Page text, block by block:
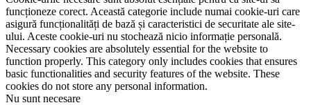
funcționeze corect. Această categorie include numai cookie-uri care
asigură funcționalități de bază și caracteristici de securitate ale site-
ului. Aceste cookie-uri nu stochează nicio informație personală.
Necessary cookies are absolutely essential for the website to
function properly. This category only includes cookies that ensures
basic functionalities and security features of the website. These
cookies do not store any personal information.
Nu sunt necesare